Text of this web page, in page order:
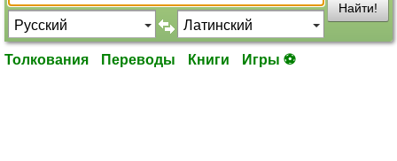
Найти!
Толкования Переводы Книги Игры ⚽